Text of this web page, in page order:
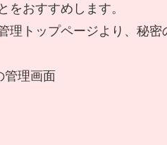
をおすすめします。
理トップページより、秘
管理画面